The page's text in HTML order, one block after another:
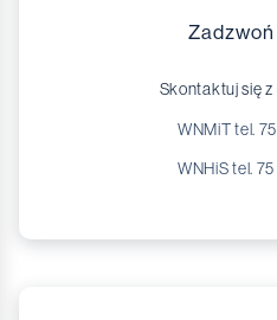
Skontaktuj się
WNMiT tel.
WNHiS tel.